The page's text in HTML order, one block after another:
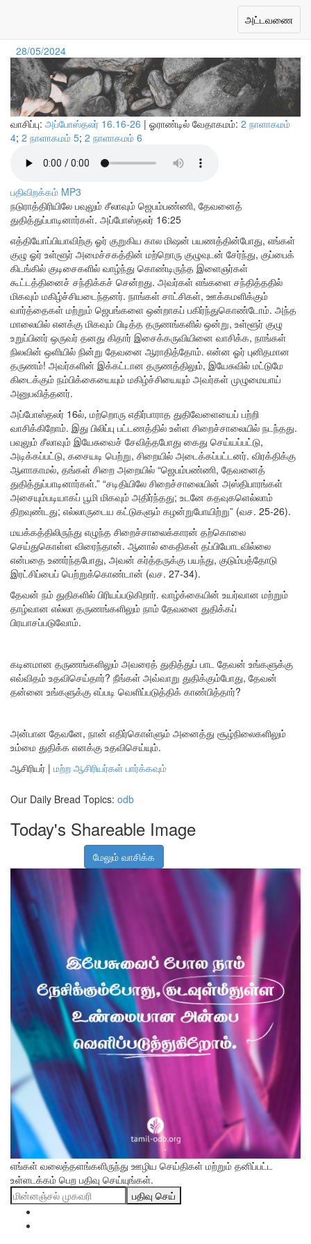
Toggle
navigation
அட்டவணை
28/05/2024
வாசிப்பு: அப்போஸ்தலர் 16.16-26 | ஓராண்டில் வேதாகமம்: 2 நாளாகமம்
4; 2 நாளாகமம் 5; 2 நாளாகமம் 6
பதிவிறக்கம் MP3
நடுராத்திரியிலே பவுலும் சீலாவும் ஜெபம்பண்ணி, தேவனைத்
துதித்துப்பாடினார்கள். அப்போஸ்தலர் 16:25
எத்தியோப்பியாவிற்கு ஓர் குறுகிய கால மிஷன் பயணத்தின்போது, எங்கள்
குழு ஓர் உள்ளூர் அமைச்சகத்தின் மற்றொரு குழுவுடன் சேர்ந்து, குப்பைக்
கிடங்கில் குடிசைகளில் வாழ்ந்து கொண்டிருந்த இளைஞர்கள்
கூட்டத்தினைச் சந்திக்கச் சென்றது. அவர்கள் எங்களை சந்தித்ததில்
மிகவும் மகிழ்ச்சியடைந்தனர். நாங்கள் சாட்சிகள், ஊக்கமளிக்கும்
வார்த்தைகள் மற்றும் ஜெபங்களை ஒன்றாகப் பகிர்ந்துகொண்டோம். அந்த
மாலையில் எனக்கு மிகவும் பிடித்த தருணங்களில் ஒன்று, உள்ளூர் குழு
உறுப்பினர் ஒருவர் தனது கிதார் இசைக்கருவியினை வாசிக்க, நாங்கள்
நிலவின் ஒளியில் நின்று தேவனை ஆராதித்தோம். என்ன ஓர் புனிதமான
தருணம்! அவர்களின் இக்கட்டான தருணத்திலும், இயேசுவில் மட்டுமே
கிடைக்கும் நம்பிக்கையையும் மகிழ்ச்சியையும் அவர்கள் முழுமையாய்
அனுபவித்தனர்.
அப்போஸ்தலர் 16ல், மற்றொரு எதிர்பாராத துதிவேளையைப் பற்றி
வாசிக்கிறோம். இது பிலிப்பு பட்டணத்தில் உள்ள சிறைச்சாலையில் நடந்தது.
பவுலும் சீலாவும் இயேசுவைச் சேவித்தபோது கைது செய்யப்பட்டு,
அடிக்கப்பட்டு, கசையடி பெற்று, சிறையில் அடைக்கப்பட்டனர். விரக்திக்கு
ஆளாகாமல், தங்கள் சிறை அறையில் “ஜெபம்பண்ணி, தேவனைத்
துதித்துப்பாடினார்கள்.” “சடிதியிலே சிறைச்சாலையின் அஸ்திபாரங்கள்
அசையும்படியாகப் பூமி மிகவும் அதிர்ந்தது; உடனே கதவுகளெல்லாம்
திறவுண்டது; எல்லாருடைய கட்டுகளும் கழன்றுபோயிற்று” (வச. 25-26).
மயக்கத்திலிருந்து எழுந்த சிறைச்சாலைக்காரன் தற்கொலை
செய்துகொள்ள விரைந்தான். ஆனால் கைதிகள் தப்பியோடவில்லை
என்பதை உணர்ந்தபோது, அவன் கர்த்தருக்கு பயந்து, குடும்பத்தோடு
இரட்சிப்பைப் பெற்றுக்கொண்டான் (வச. 27-34).
தேவன் நம் துதிகளில் பிரியப்படுகிறார். வாழ்க்கையின் உயர்வான மற்றும்
தாழ்வான எல்லா தருணங்களிலும் நாம் தேவனை துதிக்கப்
பிரயாசப்படுவோம்.
கடினமான தருணங்களிலும் அவரைத் துதித்துப் பாட தேவன் உங்களுக்கு
எவ்விதம் உதவிசெய்தார்? நீங்கள் அவ்வாறு துதிக்கும்போது, தேவன்
தன்னை உங்களுக்கு எப்படி வெளிப்படுத்திக் காண்பித்தார்?
அன்பான தேவனே, நான் எதிர்கொள்ளும் அனைத்து சூழ்நிலைகளிலும்
உம்மை துதிக்க எனக்கு உதவிசெய்யும்.
ஆசிரியர் | மற்ற ஆசிரியர்கள் பார்க்கவும்
Our Daily Bread Topics: odb
Today's Shareable Image
மேலும் வாசிக்க
எங்கள் வலைத்தளங்களிருந்து ஊழிய செய்திகள் மற்றும் தனிப்பட்ட
உள்ளடக்கம் பெற பதிவு செய்யுங்கள்.
பதிவு செய்